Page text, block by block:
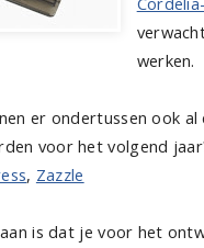
werken.
er ondertussen ook
voor het volgend
, Zazzle
is dat je voor het